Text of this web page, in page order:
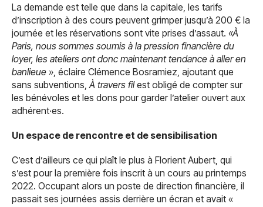
La demande est telle que dans la capitale, les tarifs
d’inscription à des cours peuvent grimper jusqu’à 200 € la
journée et les réservations sont vite prises d’assaut. «À
Paris, nous sommes soumis à la pression financière du
loyer, les ateliers ont donc maintenant tendance à aller en
banlieue », éclaire Clémence Bosramiez, ajoutant que
sans subventions, À travers filest obligé de compter sur
les bénévoles et les dons pour garder l’atelier ouvert aux
adhérent·es.
Un espace de rencontre et de sensibilisation
C’est d’ailleurs ce qui plaît le plus à Florient Aubert, qui
s’est pour la première fois inscrit à un cours au printemps
2022. Occupant alors un poste de direction financière, il
passait ses journées assis derrière un écran et avait «